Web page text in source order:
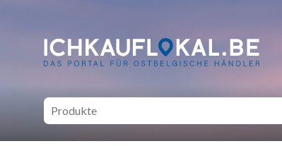
ich kauf lokal - Bei